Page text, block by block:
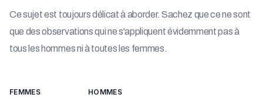
Ce sujet est toujours délicat à aborder. Sachez que ce ne sont
que des observations qui ne s'appliquent évidemment pas à
tous les hommes ni à toutes les femmes.
FEMMES HOMMES